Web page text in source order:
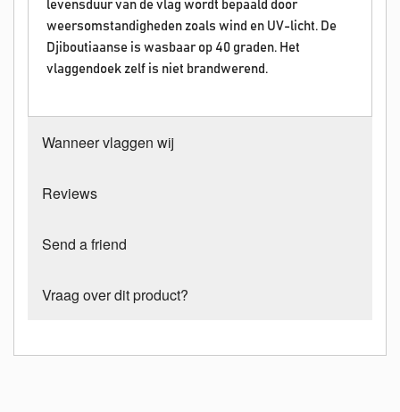
levensduur van de vlag wordt bepaald door
weersomstandigheden zoals wind en UV-licht. De
Djiboutiaanse is wasbaar op 40 graden. Het
vlaggendoek zelf is niet brandwerend.
Wanneer vlaggen wij
Reviews
Send a friend
Vraag over dit product?